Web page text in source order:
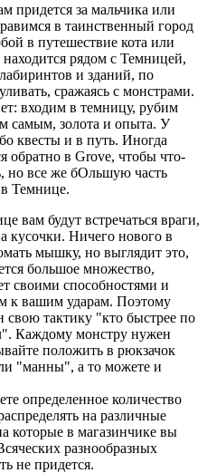
придется за мальчика или
в таинственный город
в путешествие кота или
рядом с Темницей,
и зданий, по
сражаясь с монстрами.
входим в темницу, рубим
самым, золота и опыта. У
квесты и в путь. Иногда
обратно в Grove, чтобы что-
но все же бОльшую часть
в Темнице.
вам будут встречаться враги,
кусочки. Ничего нового в
мышку, но выглядит это,
большое множество,
своими способностями и
к вашим ударам. Поэтому
свою тактику "кто быстрее по
Каждому монстру нужен
положить в рюкзачок
"манны", а то можете и
определенное количество
на различные
которые в магазинчике вы
разнообразных
не придется.